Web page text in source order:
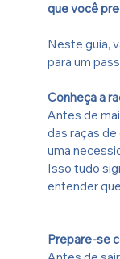
que você
Neste guia,
para um
Conheça a
Antes de
das raças
uma
Isso tudo
entender
Prepare-se